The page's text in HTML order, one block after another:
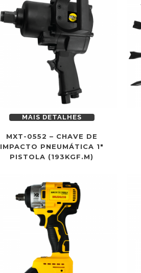
MAIS DETALHES
MXT-0552 – CHAVE DE
IMPACTO PNEUMÁTICA 1″
PISTOLA (193KGF.M)